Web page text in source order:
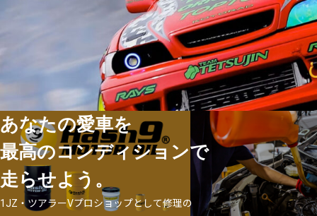
あなたの愛車を
最高のコンディションで
走らせよう。
1JZ・ツアラーVプロショップとして修理の